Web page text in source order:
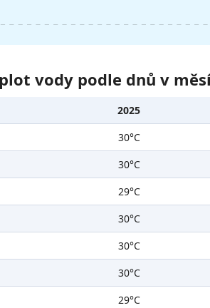
vody podle dnů v
2025
30°C
30°C
29°C
30°C
30°C
30°C
29°C